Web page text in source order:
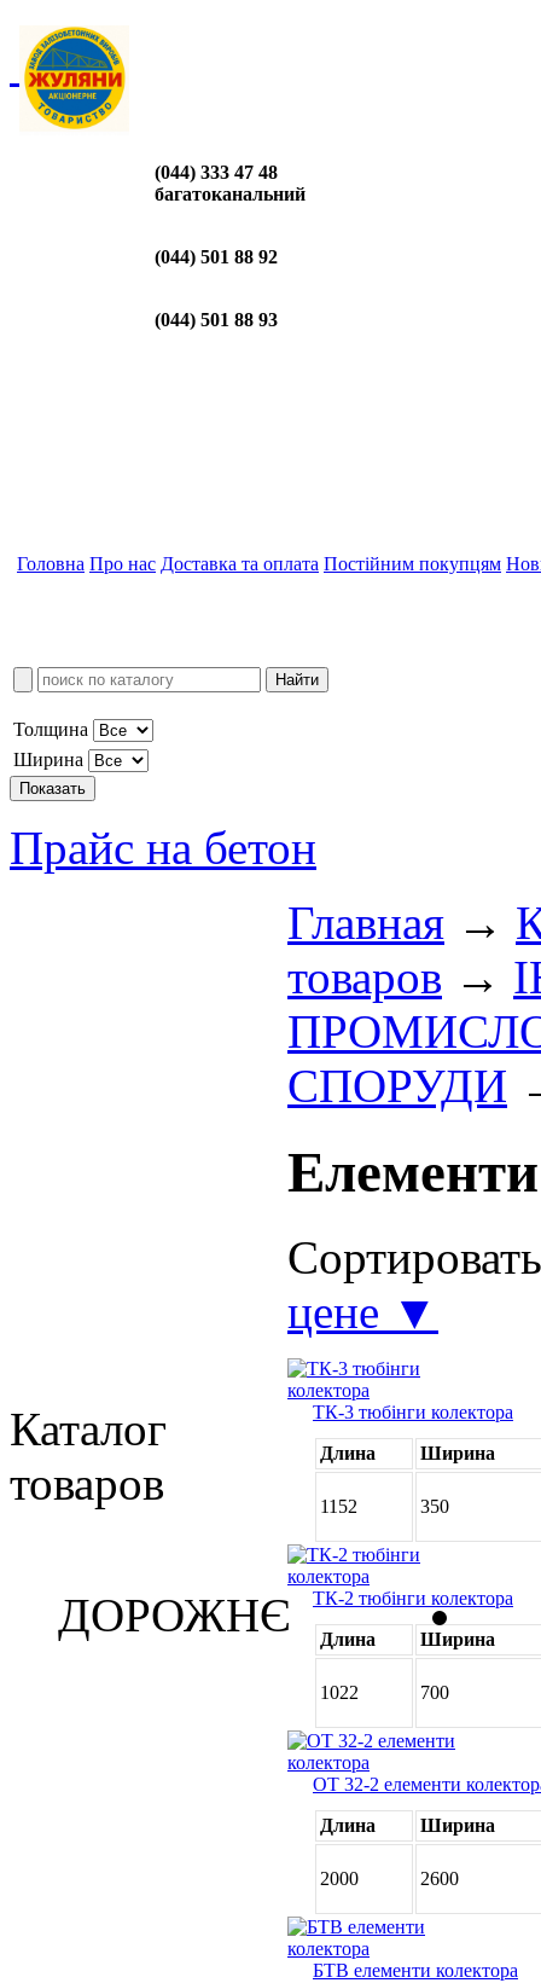
(044) 333 47 48
багатоканальний
(044) 501 88 92
(044) 501 88 93
Головна Про нас Доставка та оплата Постійним покупцям
Толщина
Ширина
Прайс на бетон
Главная →
товаров →
СПОРУДИ
цене ▼
ТК-3 тюбінги колектора
Длина
Ширина
1152 350
ТК-2 тюбінги колектора
Длина
Ширина
1022 700
ОТ 32-2 елементи
Длина
Ширина
2000 2600
БТВ елементи колектора
Каталог
товаров
ДОРОЖНЄ